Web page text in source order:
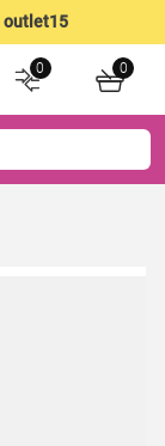
outlet15
0 0